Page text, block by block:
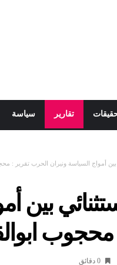
تقارير سياسة
بين أمواج السياسة ونيران الحرب تقرير :
بين
محجوب
0 ‫دقائق‬